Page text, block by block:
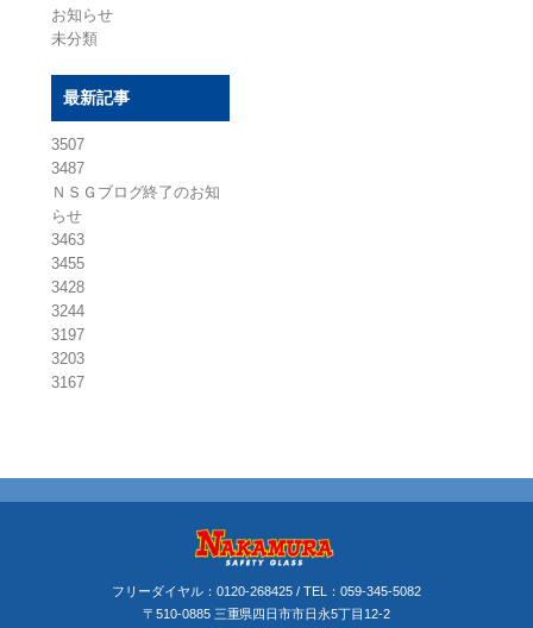
お知らせ
未分類
最新記事
3507
3487
ＮＳＧブログ終了のお知
らせ
3463
3455
3428
3244
3197
3203
3167
フリーダイヤル：0120-268425 / TEL： 059-345-5082
〒510-0885 三重県四日市市日永5丁目12-2